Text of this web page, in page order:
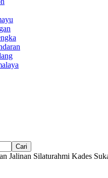
Jalinan Silaturahmi Kades